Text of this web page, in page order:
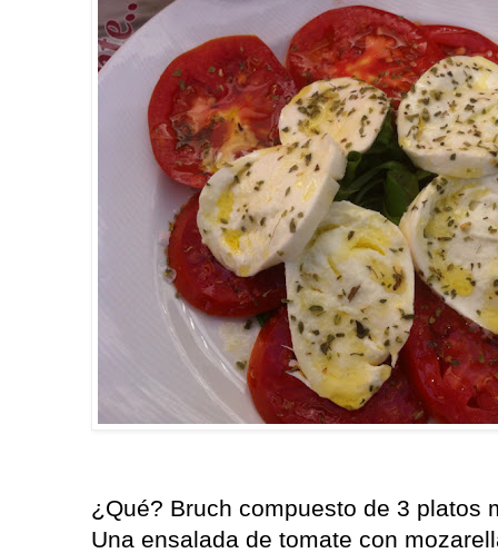
¿Qué? Bruch compuesto de 3 platos
Una ensalada de tomate con